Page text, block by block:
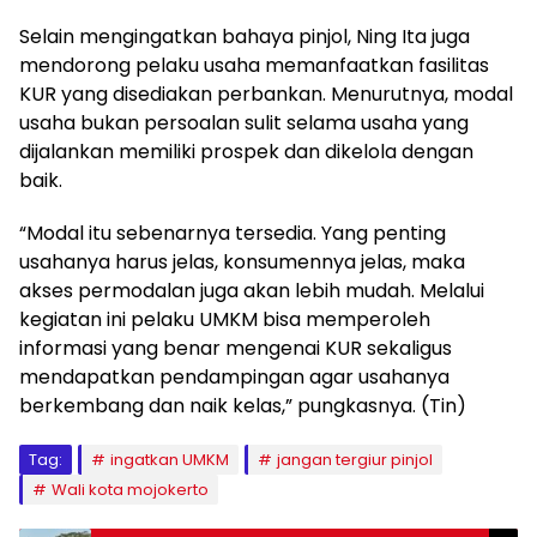
Selain mengingatkan bahaya pinjol, Ning Ita juga
mendorong pelaku usaha memanfaatkan fasilitas
KUR yang disediakan perbankan. Menurutnya, modal
usaha bukan persoalan sulit selama usaha yang
dijalankan memiliki prospek dan dikelola dengan
baik.
“Modal itu sebenarnya tersedia. Yang penting
usahanya harus jelas, konsumennya jelas, maka
akses permodalan juga akan lebih mudah. Melalui
kegiatan ini pelaku UMKM bisa memperoleh
informasi yang benar mengenai KUR sekaligus
mendapatkan pendampingan agar usahanya
berkembang dan naik kelas,” pungkasnya. (Tin)
Tag: ingatkan UMKM
jangan tergiur pinjol
Wali kota mojokerto